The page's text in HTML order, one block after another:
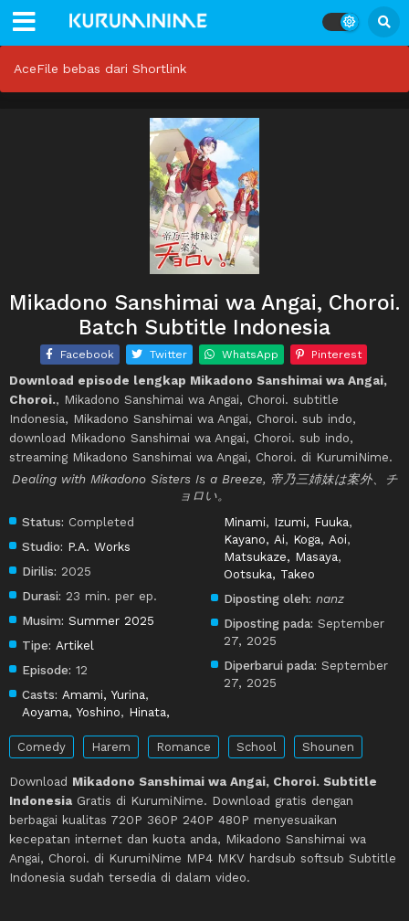
AceFile bebas dari Shortlink
Mikadono Sanshimai wa Angai, Choroi.
Batch Subtitle Indonesia
Facebook Twitter WhatsApp Pinterest
Download episode lengkap Mikadono Sanshimai wa Angai,
Choroi., Mikadono Sanshimai wa Angai, Choroi. subtitle
Indonesia, Mikadono Sanshimai wa Angai, Choroi. sub indo,
download Mikadono Sanshimai wa Angai, Choroi. sub indo,
streaming Mikadono Sanshimai wa Angai, Choroi. di KurumiNime.
Dealing with Mikadono Sisters Is a Breeze, 帝乃三姉妹は案外、チ
ョロい。
Status: Completed
Studio: P.A. Works
Dirilis: 2025
Durasi: 23 min. per ep.
Musim: Summer 2025
Tipe: Artikel
Episode: 12
Casts: Amami, Yurina,
Aoyama, Yoshino, Hinata,
Minami, Izumi, Fuuka,
Kayano, Ai, Koga, Aoi,
Matsukaze, Masaya,
Ootsuka, Takeo
Diposting oleh: nanz
Diposting pada: September
27, 2025
Diperbarui pada: September
27, 2025
Comedy Harem Romance School Shounen
Download Mikadono Sanshimai wa Angai, Choroi. Subtitle
Indonesia Gratis di KurumiNime. Download gratis dengan
berbagai kualitas 720P 360P 240P 480P menyesuaikan
kecepatan internet dan kuota anda, Mikadono Sanshimai wa
Angai, Choroi. di KurumiNime MP4 MKV hardsub softsub Subtitle
Indonesia sudah tersedia di dalam video.